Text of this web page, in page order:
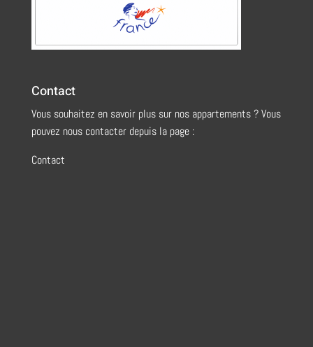
Contact
Vous souhaitez en savoir plus sur nos appartements ? Vous
pouvez nous contacter depuis la page :
Contact